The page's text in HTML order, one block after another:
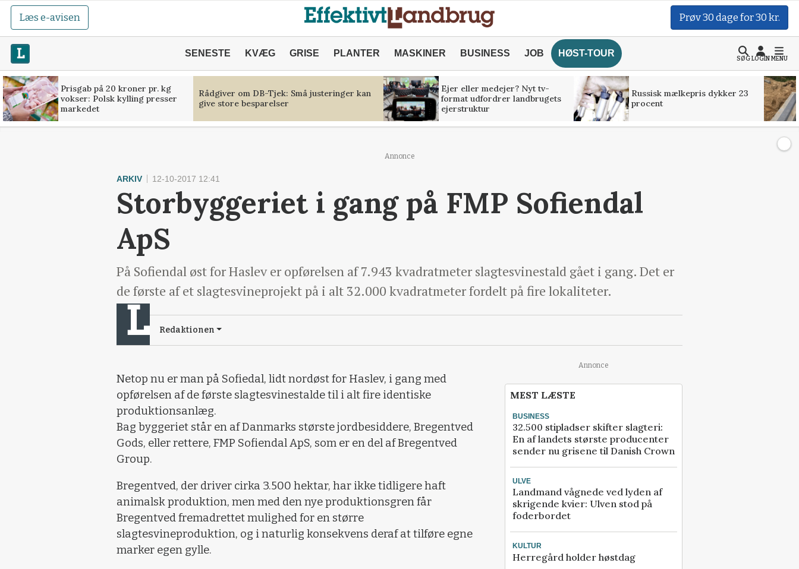
Læs e-avisen Prøv 30 dage for 30 kr.
SENESTE KVÆG GRISE PLANTER MASKINER BUSINESS JOB HØST-TOUR
SØGLOGINMENU
Prisgab på 20 kroner pr. kg
vokser: Polsk kylling presser
markedet
Rådgiver om DB-Tjek: Små justeringer kan
give store besparelser
Ejer eller medejer? Nyt tv-
format udfordrer landbrugets
ejerstruktur
Russisk mælkepris dykker 23
procent
Annonce
ARKIV 12-10-2017 12:41
Storbyggeriet i gang på FMP Sofiendal
ApS
På Sofiendal øst for Haslev er opførelsen af 7.943 kvadratmeter slagtesvinestald gået i gang. Det er
de første af et slagtesvineprojekt på i alt 32.000 kvadratmeter fordelt på fire lokaliteter.
Redaktionen
Netop nu er man på Sofiedal, lidt nordøst for Haslev, i gang med
opførelsen af de første slagtesvinestalde til i alt fire identiske
produktionsanlæg.
Bag byggeriet står en af Danmarks største jordbesiddere, Bregentved
Gods, eller rettere, FMP Sofiendal ApS, som er en del af Bregentved
Group.
Bregentved, der driver cirka 3.500 hektar, har ikke tidligere haft
animalsk produktion, men med den nye produktionsgren får
Bregentved fremadrettet mulighed for en større
slagtesvineproduktion, og i naturlig konsekvens deraf at tilføre egne
marker egen gylle.
Annonce
MEST LÆSTE
BUSINESS
32.500 stipladser skifter slagteri:
En af landets største producenter
sender nu grisene til Danish Crown
ULVE
Landmand vågnede ved lyden af
skrigende kvier: Ulven stod på
foderbordet
KULTUR
Herregård holder høstdag